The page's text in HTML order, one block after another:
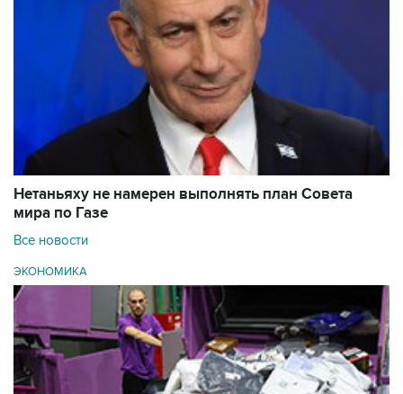
Нетаньяху не намерен выполнять план Совета
мира по Газе
Все новости
ЭКОНОМИКА